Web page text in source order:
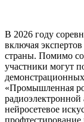
В 2026 году
включая
страны. Помимо
участники могут
«Промышленная
нейросетевое